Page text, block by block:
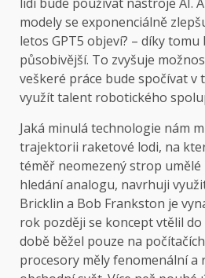
modely se exponenciálně
letos GPT5 objeví? – díky
působivější. To zvyšuje
veškeré práce bude spočívat v
využít talent robotického
Jaká minulá technologie nám
trajektorii raketové lodi, na
téměř neomezený strop
hledání analogu, navrhuji
Bricklin a Bob Frankston je
rok později se koncept vtělil do
době běžel pouze na
procesory měly fenomenální a